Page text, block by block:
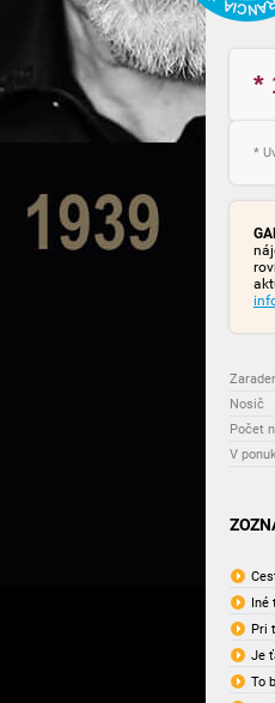
*
*
Nosič
Počet
V
Iné
Pri
Je
To